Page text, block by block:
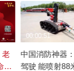
老
家
中国消防神器
驾驶 能喷射88
00:00:51